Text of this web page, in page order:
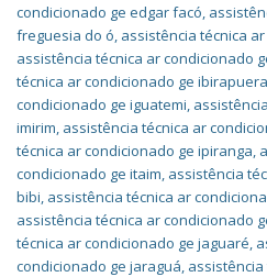
condicionado ge edgar facó,
freguesia do ó, assistência técnica
assistência técnica ar condicionado
técnica ar condicionado ge ibirapuera
condicionado ge iguatemi,
imirim, assistência técnica ar
técnica ar condicionado ge ipiranga,
condicionado ge itaim, assistência
bibi, assistência técnica ar
assistência técnica ar condicionado
técnica ar condicionado ge jaguaré,
condicionado ge jaraguá,